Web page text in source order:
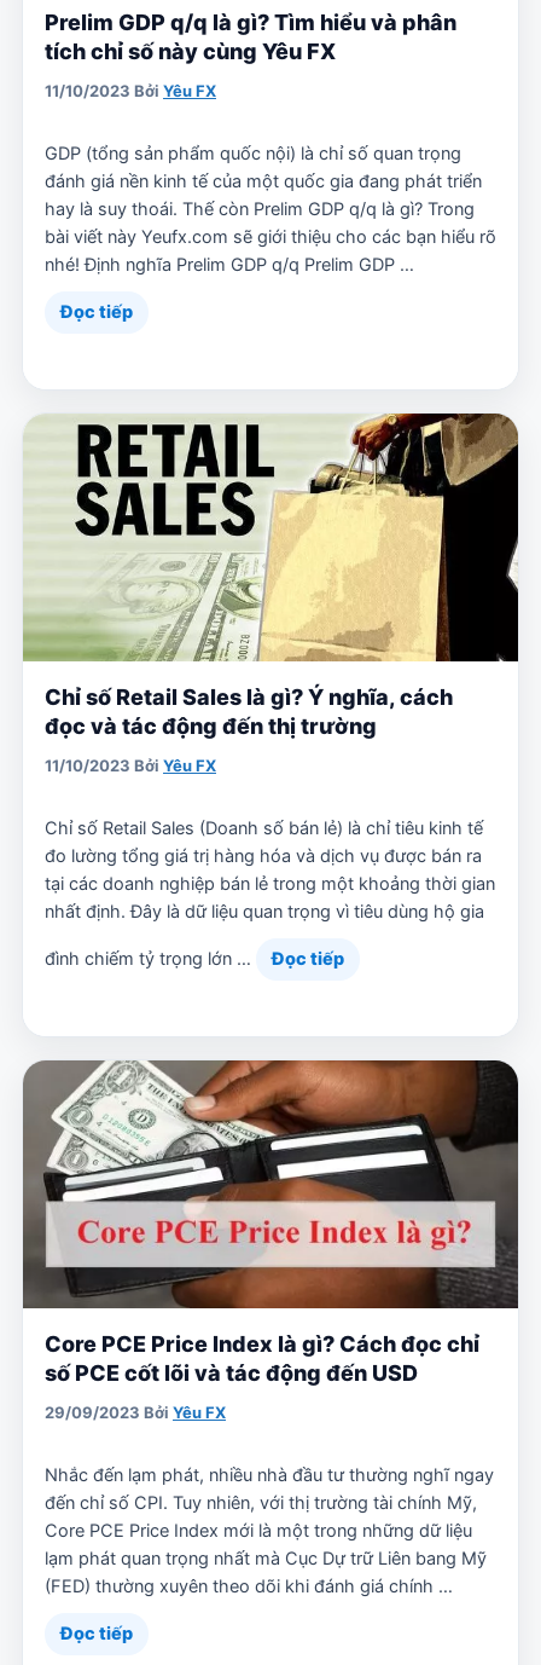
Prelim GDP q/q là gì? Tìm hiểu và phân
tích chỉ số này cùng Yêu FX
11/10/2023 Bởi Yêu FX
GDP (tổng sản phẩm quốc nội) là chỉ số quan trọng
đánh giá nền kinh tế của một quốc gia đang phát triển
hay là suy thoái. Thế còn Prelim GDP q/q là gì? Trong
bài viết này Yeufx.com sẽ giới thiệu cho các bạn hiểu rõ
nhé! Định nghĩa Prelim GDP q/q Prelim GDP …
Đọc tiếp
Chỉ số Retail Sales là gì? Ý nghĩa, cách
đọc và tác động đến thị trường
11/10/2023 Bởi Yêu FX
Chỉ số Retail Sales (Doanh số bán lẻ) là chỉ tiêu kinh tế
đo lường tổng giá trị hàng hóa và dịch vụ được bán ra
tại các doanh nghiệp bán lẻ trong một khoảng thời gian
nhất định. Đây là dữ liệu quan trọng vì tiêu dùng hộ gia
đình chiếm tỷ trọng lớn … Đọc tiếp
Core PCE Price Index là gì? Cách đọc chỉ
số PCE cốt lõi và tác động đến USD
29/09/2023 Bởi Yêu FX
Nhắc đến lạm phát, nhiều nhà đầu tư thường nghĩ ngay
đến chỉ số CPI. Tuy nhiên, với thị trường tài chính Mỹ,
Core PCE Price Index mới là một trong những dữ liệu
lạm phát quan trọng nhất mà Cục Dự trữ Liên bang Mỹ
(FED) thường xuyên theo dõi khi đánh giá chính …
Đọc tiếp